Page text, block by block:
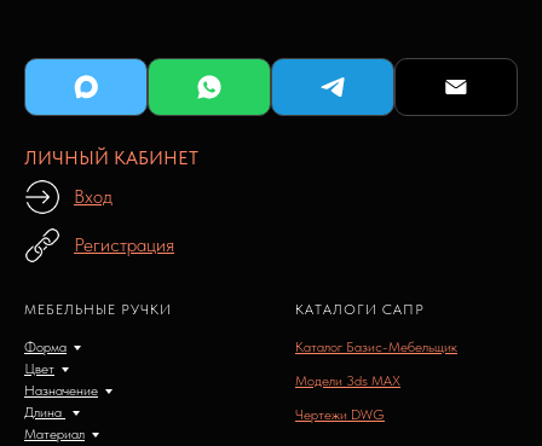
ЛИЧНЫЙ КАБИНЕТ
Вход
Регистрация
МЕБЕЛЬНЫЕ РУЧКИ
Форма
Цвет
Назначение
Длина
Материал
КАТАЛОГИ САПР
Каталог Базис-Мебельщик
Модели 3ds MAX
Чертежи DWG